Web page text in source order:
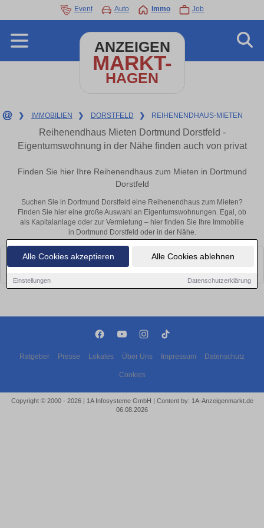
Alle Cookies akzeptieren Alle Cookies ablehnen
Einstellungen Datenschutzerklärung
Event Auto Immo Job
ANZEIGEN
MARKT-
HAGEN
❯ IMMOBILIEN ❯ DORSTFELD ❯ REIHENENDHAUS-MIETEN
Reihenendhaus Mieten Dortmund Dorstfeld -
Eigentumswohnung in der Nähe finden auch von privat
Finden Sie hier Ihre Reihenendhaus zum Mieten in Dortmund
Dorstfeld
Suchen Sie in Dortmund Dorstfeld eine Reihenendhaus zum Mieten?
Finden Sie hier eine große Auswahl an Eigentumswohnungen. Egal, ob
als Kapitalanlage oder zur Vermietung – hier finden Sie Ihre Immobilie
in Dortmund Dorstfeld oder in der Nähe.
Leider konnten wir derzeit keine passenden Objekte finden. Schauen Sie
bald wieder vorbei!
Ratgeber Presse Lokales Über Uns Impressum Datenschutz
Cookies
Copyright © 2000 - 2026 | 1A Infosysteme GmbH | Content by: 1A-Anzeigenmarkt.de
06.08.2026